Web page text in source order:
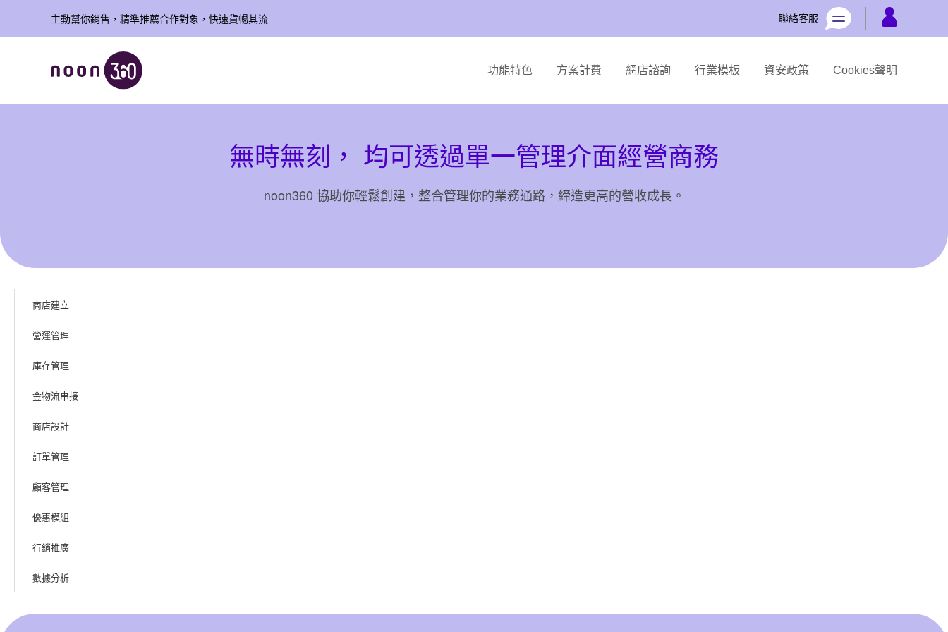
主
主動幫你銷售，精準推薦合作對象，快速貨暢其流 聯絡客服
功能特色 方案計費 網店諮詢 行業模板 資安政策 Cookies聲明
無時無刻， 均可透過單一管理介面經營商務
noon360 協助你輕鬆創建，整合管理你的業務通路，締造更高的營收成長。
商店建立
營運管理
庫存管理
金物流串接
商店設計
訂單管理
顧客管理
優惠模組
行銷推廣
數據分析